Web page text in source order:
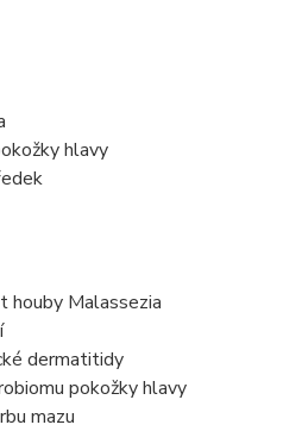
hlavy
houby Malassezia
dermatitidy
pokožky hlavy
mazu